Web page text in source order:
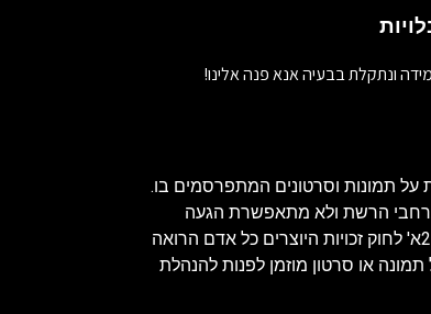
ונתקלת בבעיה אנא פנה אלינו!
על תמונות וסרטונים המתפרסמים בו.
ברחבי הרשת ולא מתאפשרת הגעה
למקור החומר הויזאולי, לכן בהתאם לסעיף 27א' לחוק זכויות היוצרים כל אדם הרואה
או סרטון מוזמן לפנות להנהלת